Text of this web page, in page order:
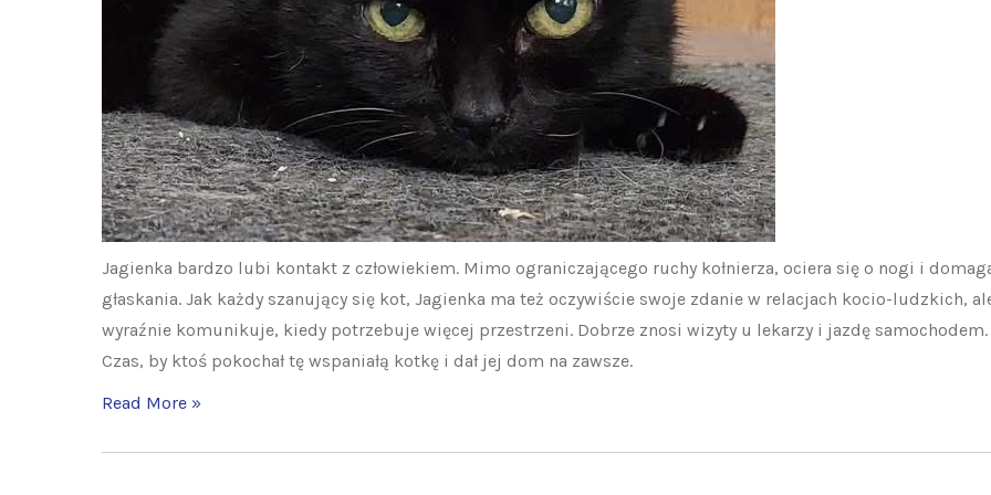
Jagienka bardzo lubi kontakt z człowiekiem. Mimo ograniczającego ruchy kołnierza, ociera się o nogi i
głaskania. Jak każdy szanujący się kot, Jagienka ma też oczywiście swoje zdanie w relacjach kocio-ludzkich,
wyraźnie komunikuje, kiedy potrzebuje więcej przestrzeni. Dobrze znosi wizyty u lekarzy i jazdę samochodem.
Czas, by ktoś pokochał tę wspaniałą kotkę i dał jej dom na zawsze.
Read More »